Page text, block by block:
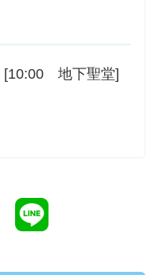
[10:00 地下聖堂]